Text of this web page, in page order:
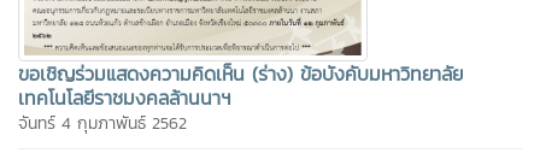
ขอเชิญร่วมแสดงความคิดเห็น (ร่าง) ข้อบังคับมหาวิทยาลัย
เทคโนโลยีราชมงคลล้านนาฯ
จันทร์ 4 กุมภาพันธ์ 2562